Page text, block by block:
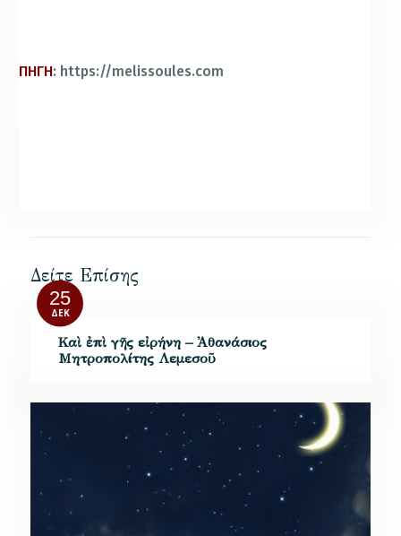
ΠΗΓΗ: https://melissoules.com
Δείτε Επίσης
25
ΔΕΚ
Καὶ ἐπὶ γῆς εἰρήνη – Ἀθανάσιος
Μητροπολίτης Λεμεσοῦ